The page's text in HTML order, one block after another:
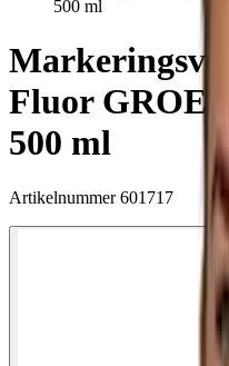
500 ml
Fluor
500 ml
Artikelnummer 601717